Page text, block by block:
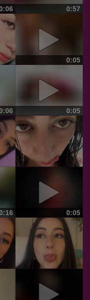
0:57
0:05
0:05
0:05